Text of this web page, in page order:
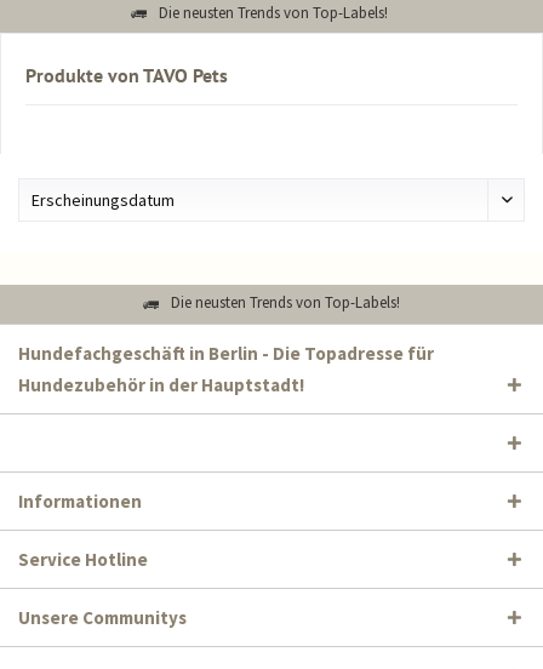
Die neusten Trends von Top-Labels!
Produkte von TAVO Pets
Die neusten Trends von Top-Labels!
Hundefachgeschäft in Berlin - Die Topadresse für
Hundezubehör in der Hauptstadt!
Informationen
Service Hotline
Unsere Communitys